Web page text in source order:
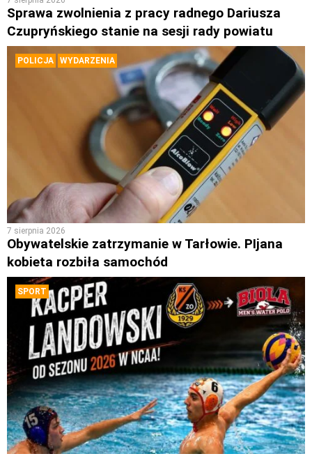
Sprawa zwolnienia z pracy radnego Dariusza
Czupryńskiego stanie na sesji rady powiatu
POLICJA WYDARZENIA
7 sierpnia 2026
Obywatelskie zatrzymanie w Tarłowie. PIjana
kobieta rozbiła samochód
SPORT